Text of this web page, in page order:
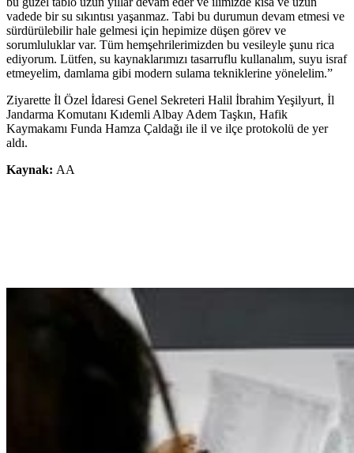
vadede bir su sıkıntısı yaşanmaz. Tabi bu durumun devam etmesi ve
sürdürülebilir hale gelmesi için hepimize düşen görev ve
sorumluluklar var. Tüm hemşehrilerimizden bu vesileyle şunu rica
ediyorum. Lütfen, su kaynaklarımızı tasarruflu kullanalım, suyu israf
etmeyelim, damlama gibi modern sulama tekniklerine yönelelim.”
Ziyarette İl Özel İdaresi Genel Sekreteri Halil İbrahim Yeşilyurt, İl
Jandarma Komutanı Kıdemli Albay Adem Taşkın, Hafik
Kaymakamı Funda Hamza Çaldağı ile il ve ilçe protokolü de yer
aldı.
Kaynak: AA